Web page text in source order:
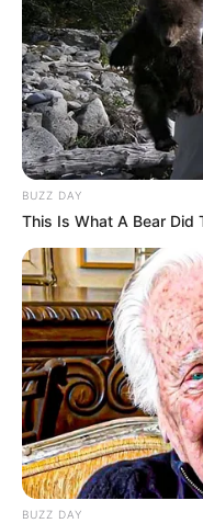
BUZZ DAY
This Is What A Bear Did
BUZZ DAY